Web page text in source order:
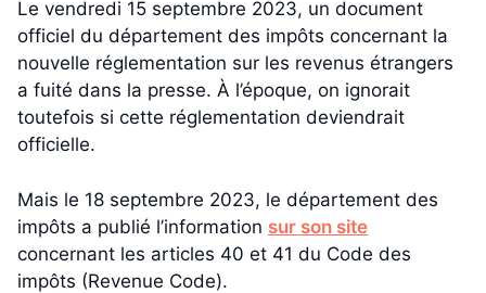
Le vendredi 15 septembre 2023, un document
officiel du département des impôts concernant la
nouvelle réglementation sur les revenus étrangers
a fuité dans la presse. À l’époque, on ignorait
toutefois si cette réglementation deviendrait
officielle.
Mais le 18 septembre 2023, le département des
impôts a publié l’information sur son site
concernant les articles 40 et 41 du Code des
impôts (Revenue Code).